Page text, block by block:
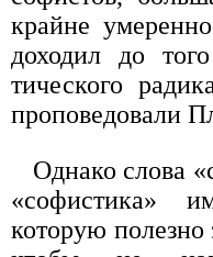
крайне
доходил до
тического
проповедова­ли
Однако слова
«софистика»
которую полезно